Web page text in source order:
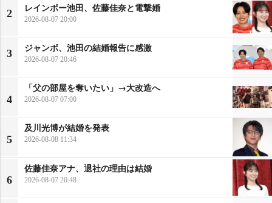
2
レインボー池田、佐藤佳奈と電撃婚
2026-08-07 20:00
3
ジャンボ、池田の結婚報告に感激
2026-08-07 20:46
4
「父の部屋を奪いたい」→大改造へ
2026-08-07 07:00
5
及川光博が結婚を発表
2026-08-08 11:34
6
佐藤佳奈アナ、退社の理由は結婚
2026-08-07 20:48